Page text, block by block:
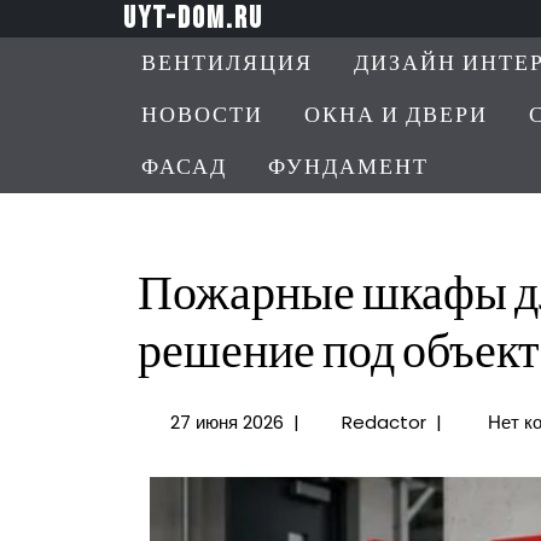
к
uyt-dom.ru
ВЕНТИЛЯЦИЯ ДИЗАЙН
НОВОСТИ ОКНА И ДВЕРИ
ФАСАД ФУНДАМЕНТ
Пожарные шкафы
решение под
27 июня 202627
2026
| RedactorПожарные
для
бизнеса:
как
| Нет